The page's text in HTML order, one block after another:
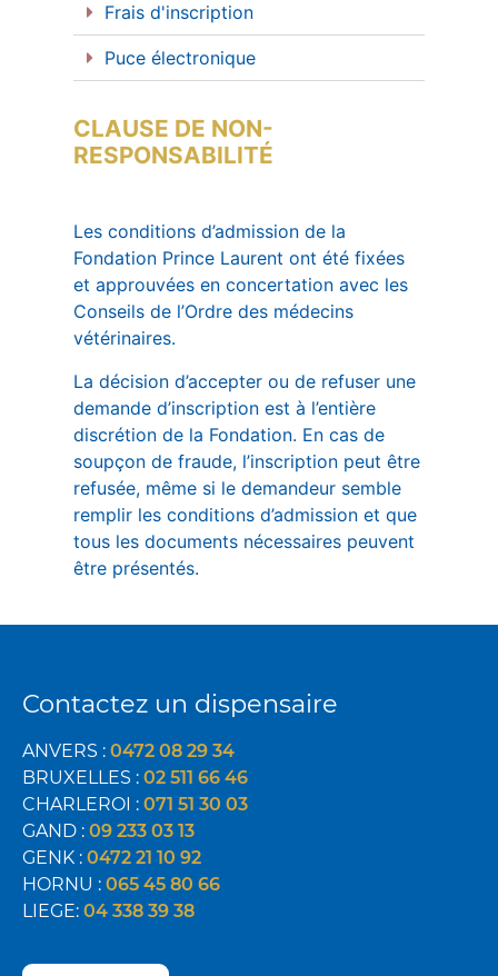
Frais d'inscription
Puce électronique
CLAUSE DE NON-
RESPONSABILITÉ
Les conditions d’admission de la
Fondation Prince Laurent ont été fixées
et approuvées en concertation avec les
Conseils de l’Ordre des médecins
vétérinaires.
La décision d’accepter ou de refuser une
demande d’inscription est à l’entière
discrétion de la Fondation. En cas de
soupçon de fraude, l’inscription peut être
refusée, même si le demandeur semble
remplir les conditions d’admission et que
tous les documents nécessaires peuvent
être présentés.
Contactez un dispensaire
ANVERS : 0472 08 29 34
BRUXELLES : 02 511 66 46
CHARLEROI : 071 51 30 03
GAND : 09 233 03 13
GENK : 0472 21 10 92
HORNU : 065 45 80 66
LIEGE: 04 338 39 38